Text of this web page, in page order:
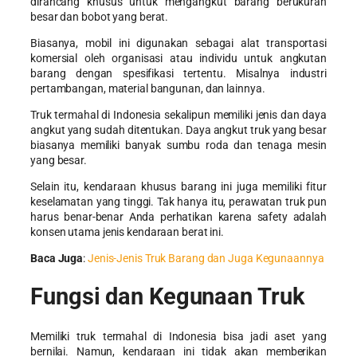
besar dan bobot yang berat.
Biasanya, mobil ini digunakan sebagai alat transportasi
komersial oleh organisasi atau individu untuk angkutan
barang dengan spesifikasi tertentu. Misalnya industri
pertambangan, material bangunan, dan lainnya.
Truk termahal di Indonesia sekalipun memiliki jenis dan daya
angkut yang sudah ditentukan. Daya angkut truk yang besar
biasanya memiliki banyak sumbu roda dan tenaga mesin
yang besar.
Selain itu, kendaraan khusus barang ini juga memiliki fitur
keselamatan yang tinggi. Tak hanya itu, perawatan truk pun
harus benar-benar Anda perhatikan karena safety adalah
konsen utama jenis kendaraan berat ini.
Baca Juga:Jenis-Jenis Truk Barang dan Juga Kegunaannya
Fungsi dan Kegunaan Truk
Memiliki truk termahal di Indonesia bisa jadi aset yang
bernilai. Namun, kendaraan ini tidak akan memberikan